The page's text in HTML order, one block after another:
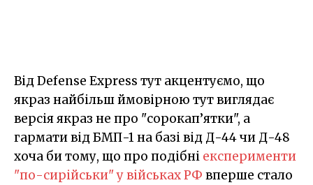
Від Defense Express тут акцентуємо, що
якраз найбільш ймовірною тут виглядає
версія якраз не про "сорокап’ятки", а
гармати від БМП-1 на базі від Д-44 чи Д-48
хоча би тому, що про подібні експерименти
"по-сирійськи" у військах РФ вперше стало